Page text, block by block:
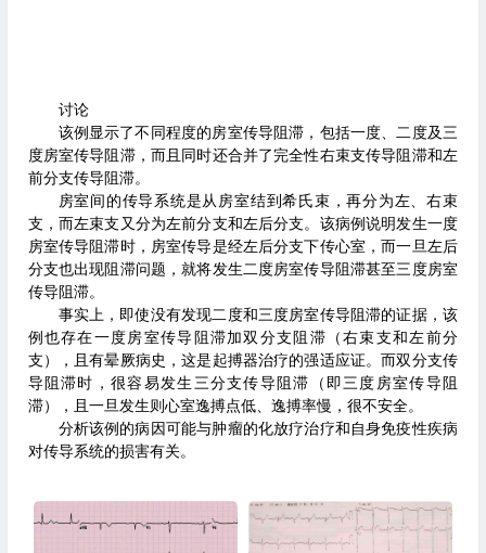
讨论
该例显示了不同程度的房室传导阻滞，包括一度、二度及三
度房室传导阻滞，而且同时还合并了完全性右束支传导阻滞和左
前分支传导阻滞。
房室间的传导系统是从房室结到希氏束，再分为左、右束
支，而左束支又分为左前分支和左后分支。该病例说明发生一度
房室传导阻滞时，房室传导是经左后分支下传心室，而一旦左后
分支也出现阻滞问题，就将发生二度房室传导阻滞甚至三度房室
传导阻滞。
事实上，即使没有发现二度和三度房室传导阻滞的证据，该
例也存在一度房室传导阻滞加双分支阻滞（右束支和左前分
支），且有晕厥病史，这是起搏器治疗的强适应证。而双分支传
导阻滞时，很容易发生三分支传导阻滞（即三度房室传导阻
滞），且一旦发生则心室逸搏点低、逸搏率慢，很不安全。
分析该例的病因可能与肿瘤的化放疗治疗和自身免疫性疾病
对传导系统的损害有关。